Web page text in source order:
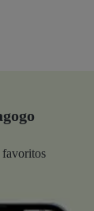
favoritos